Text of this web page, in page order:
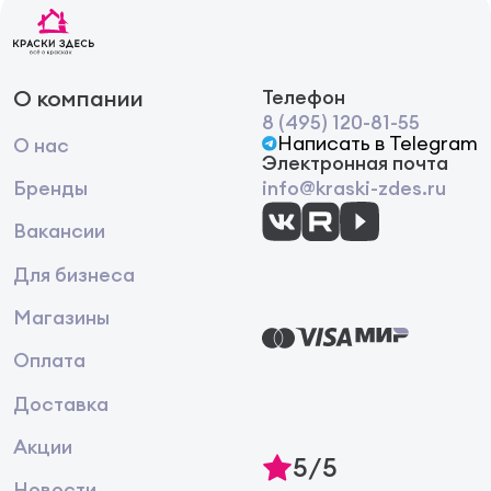
О компании
О нас
Бренды
Вакансии
Для бизнеса
Магазины
Оплата
Доставка
Акции
Телефон
8 (495) 120-81-55
Написать в Telegram
Электронная почта
info@kraski-zdes.ru
5/5